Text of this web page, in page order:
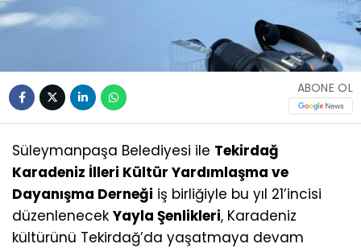
ABONE OL
Süleymanpaşa Belediyesi ile Tekirdağ
Karadeniz İlleri Kültür Yardımlaşma ve
Dayanışma Derneği iş birliğiyle bu yıl 21’incisi
düzenlenecek Yayla Şenlikleri, Karadeniz
kültürünü Tekirdağ’da yaşatmaya devam